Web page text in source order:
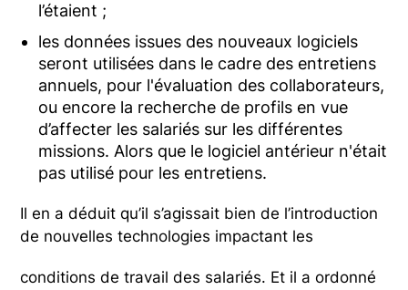
l’étaient ;
les données issues des nouveaux logiciels
seront utilisées dans le cadre des entretiens
annuels, pour l'évaluation des collaborateurs,
ou encore la recherche de profils en vue
d’affecter les salariés sur les différentes
missions. Alors que le logiciel antérieur n'était
pas utilisé pour les entretiens.
Il en a déduit qu’il s’agissait bien de l’introduction
de nouvelles technologies impactant les
conditions de travail des salariés. Et il a ordonné